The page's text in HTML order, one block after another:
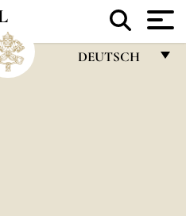
DEUTSCH